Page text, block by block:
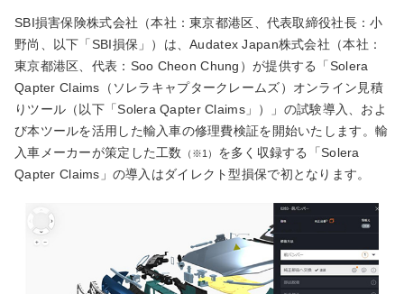
SBI損害保険株式会社（本社：東京都港区、代表取締役社長：小
野尚、以下「SBI損保」）は、Audatex Japan株式会社（本社：
東京都港区、代表：Soo Cheon Chung）が提供する「Solera
Qapter Claims（ソレラキャプタークレームズ）オンライン見積
りツール（以下「Solera Qapter Claims」）」の試験導入、およ
び本ツールを活用した輸入車の修理費検証を開始いたします。輸
入車メーカーが策定した工数
（※1）
を多く収録する「Solera
Qapter Claims」の導入はダイレクト型損保で初となります。